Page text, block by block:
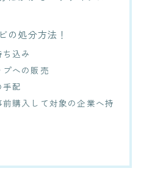
の処分方法！
込み
プへの販売
配
前購入して対象の企業へ持